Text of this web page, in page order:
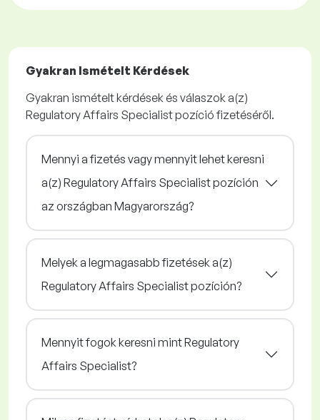
Gyakran Ismételt Kérdések
Gyakran ismételt kérdések és válaszok a(z)
Regulatory Affairs Specialist pozíció fizetéséről.
Mennyi a fizetés vagy mennyit lehet keresni
a(z) Regulatory Affairs Specialist pozíción
az országban Magyarország?
Melyek a legmagasabb fizetések a(z)
Regulatory Affairs Specialist pozíción?
Mennyit fogok keresni mint Regulatory
Affairs Specialist?